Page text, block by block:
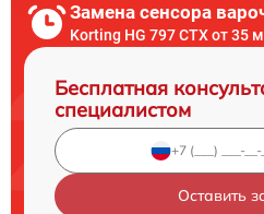
Замена сенсора
Korting HG 797 CTX от 35
Бесплатная
специалистом
Оставить